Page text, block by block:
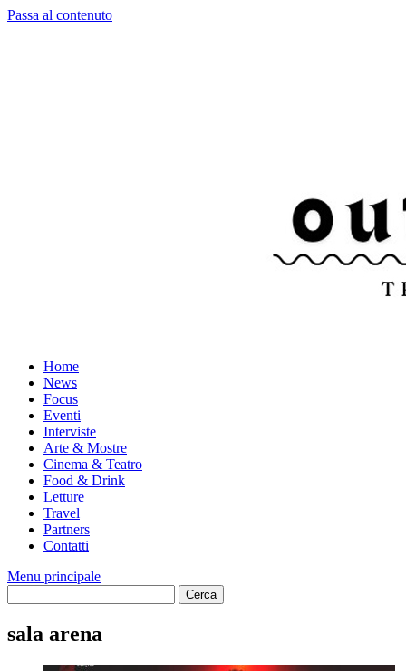
Passa al contenuto
Home
News
Focus
Eventi
Interviste
Arte & Mostre
Cinema & Teatro
Food & Drink
Letture
Travel
Partners
Contatti
Menu principale
sala arena